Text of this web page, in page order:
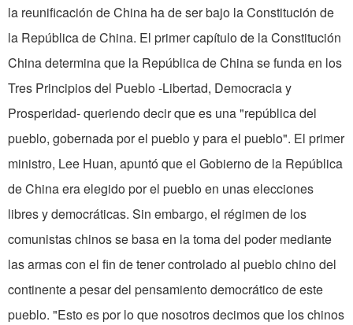
la reunificación de China ha de ser bajo la Constitución de
la República de China. El primer capítulo de la Constitución
China determina que la República de China se funda en los
Tres Principios del Pueblo -Libertad, Democracia y
Prosperidad- queriendo decir que es una "república del
pueblo, gobernada por el pueblo y para el pueblo". El primer
ministro, Lee Huan, apuntó que el Gobierno de la República
de China era elegido por el pueblo en unas elecciones
libres y democráticas. Sin embargo, el régimen de los
comunistas chinos se basa en la toma del poder mediante
las armas con el fin de tener controlado al pueblo chino del
continente a pesar del pensamiento democrático de este
pueblo. "Esto es por lo que nosotros decimos que los chinos